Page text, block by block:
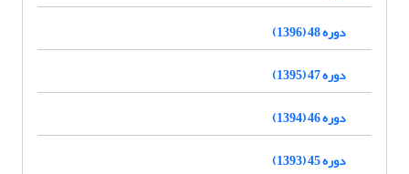
دوره 48 (1396)
دوره 47 (1395)
دوره 46 (1394)
دوره 45 (1393)